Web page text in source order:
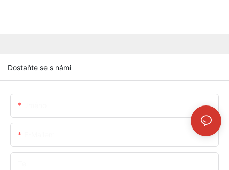
Dostaňte se s námi